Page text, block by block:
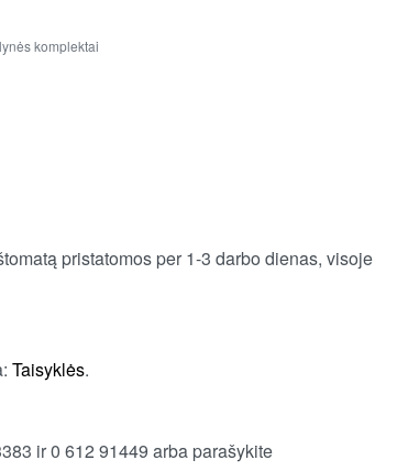
komplektai
pristatomos per 1-3 darbo dienas, visoje
Taisyklės.
ir 0 612 91449 arba parašykite